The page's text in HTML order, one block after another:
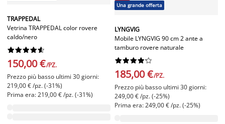
TRAPPEDAL
Vetrina TRAPPEDAL color rovere
caldo/nero






150,00 €/PZ.
Prezzo più basso ultimi 30 giorni:
219,00 € /pz. (-31%)
Prima era: 219,00 € /pz. (-31%)
Una grande offerta
LYNGVIG
Mobile LYNGVIG 90 cm 2 ante a
tamburo rovere naturale






185,00 €/PZ.
Prezzo più basso ultimi 30 giorni:
249,00 € /pz. (-25%)
Prima era: 249,00 € /pz. (-25%)